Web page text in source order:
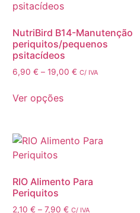
NutriBird B14-Manutenção
periquitos/pequenos
psitacídeos
6,90 € – 19,00 €Price
C/ IVA
Ver opçõesproduct
variants.
may
RIO Alimento Para
Periquitos
2,10 € – 7,90 €Price
C/ IVA